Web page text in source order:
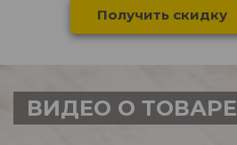
Получить скидку
ВИДЕО О ТОВАРЕ